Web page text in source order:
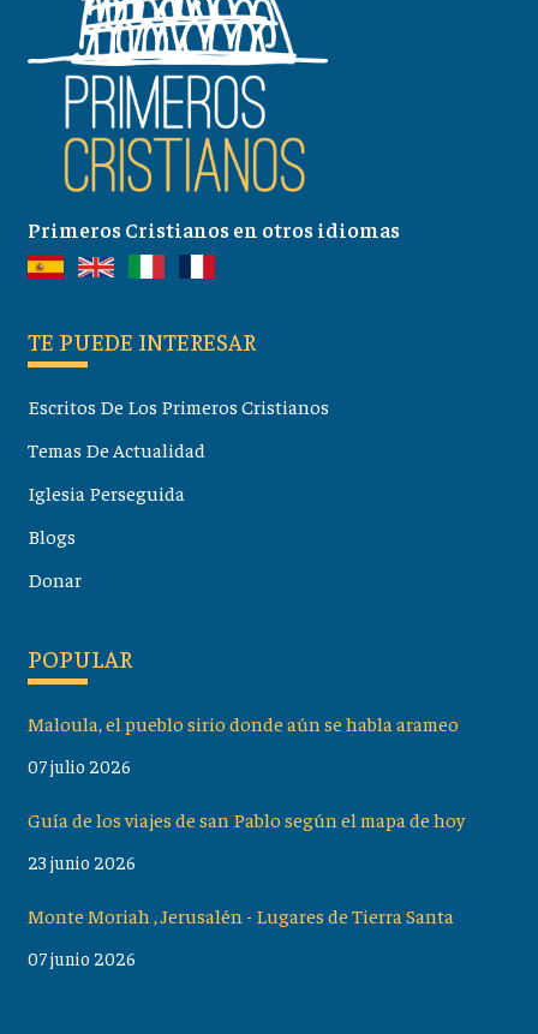
Primeros Cristianos en otros idiomas
TE PUEDE INTERESAR
Escritos De Los Primeros Cristianos
Temas De Actualidad
Iglesia Perseguida
Blogs
Donar
POPULAR
Maloula, el pueblo sirio donde aún se habla arameo
07 julio 2026
Guía de los viajes de san Pablo según el mapa de hoy
23 junio 2026
Monte Moriah , Jerusalén - Lugares de Tierra Santa
07 junio 2026